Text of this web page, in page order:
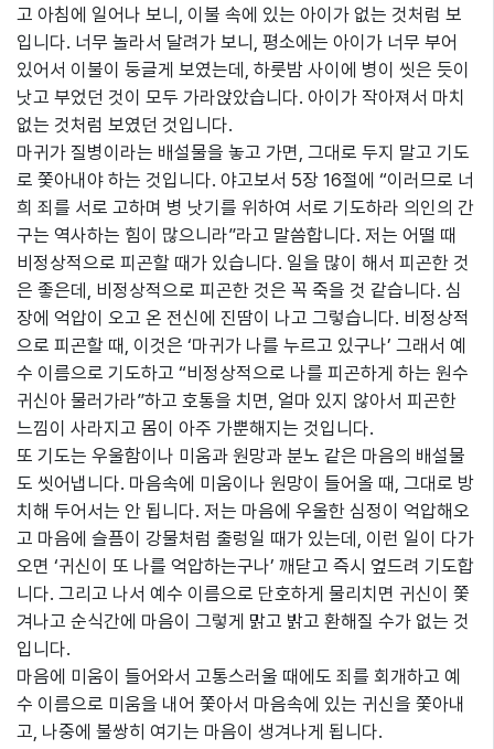
고 아침에 일어나 보니, 이불 속에 있는 아이가 없는 것처럼 보
입니다. 너무 놀라서 달려가 보니, 평소에는 아이가 너무 부어
있어서 이불이 둥글게 보였는데, 하룻밤 사이에 병이 씻은 듯이
낫고 부었던 것이 모두 가라앉았습니다. 아이가 작아져서 마치
없는 것처럼 보였던 것입니다.
마귀가 질병이라는 배설물을 놓고 가면, 그대로 두지 말고 기도
로 쫓아내야 하는 것입니다. 야고보서 5장 16절에 “이러므로 너
희 죄를 서로 고하며 병 낫기를 위하여 서로 기도하라 의인의 간
구는 역사하는 힘이 많으니라”라고 말씀합니다. 저는 어떨 때
비정상적으로 피곤할 때가 있습니다. 일을 많이 해서 피곤한 것
은 좋은데, 비정상적으로 피곤한 것은 꼭 죽을 것 같습니다. 심
장에 억압이 오고 온 전신에 진땀이 나고 그렇습니다. 비정상적
으로 피곤할 때, 이것은 ‘마귀가 나를 누르고 있구나’ 그래서 예
수 이름으로 기도하고 “비정상적으로 나를 피곤하게 하는 원수
귀신아 물러가라”하고 호통을 치면, 얼마 있지 않아서 피곤한
느낌이 사라지고 몸이 아주 가뿐해지는 것입니다.
또 기도는 우울함이나 미움과 원망과 분노 같은 마음의 배설물
도 씻어냅니다. 마음속에 미움이나 원망이 들어올 때, 그대로 방
치해 두어서는 안 됩니다. 저는 마음에 우울한 심정이 억압해오
고 마음에 슬픔이 강물처럼 출렁일 때가 있는데, 이런 일이 다가
오면 ‘귀신이 또 나를 억압하는구나’ 깨닫고 즉시 엎드려 기도합
니다. 그리고 나서 예수 이름으로 단호하게 물리치면 귀신이 쫓
겨나고 순식간에 마음이 그렇게 맑고 밝고 환해질 수가 없는 것
입니다.
마음에 미움이 들어와서 고통스러울 때에도 죄를 회개하고 예
수 이름으로 미움을 내어 쫓아서 마음속에 있는 귀신을 쫓아내
고, 나중에 불쌍히 여기는 마음이 생겨나게 됩니다.